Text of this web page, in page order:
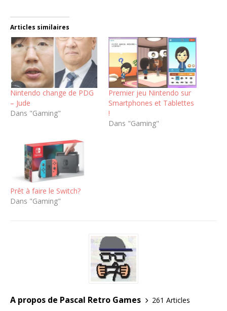
Articles similaires
Nintendo change de PDG
– Jude
Dans "Gaming"
Premier jeu Nintendo sur
Smartphones et Tablettes
!
Dans "Gaming"
Prêt à faire le Switch?
Dans "Gaming"
A propos de Pascal Retro Games
261 Articles